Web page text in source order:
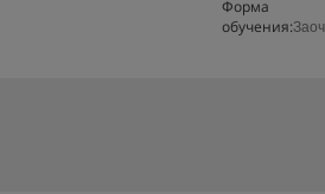
Форма
обучения: